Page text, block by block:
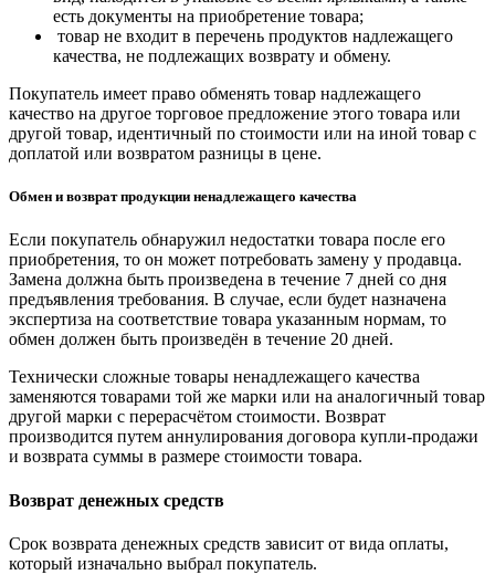
есть документы на приобретение товара;
товар не входит в перечень продуктов надлежащего
качества, не подлежащих возврату и обмену.
Покупатель имеет право обменять товар надлежащего
качество на другое торговое предложение этого товара или
другой товар, идентичный по стоимости или на иной товар с
доплатой или возвратом разницы в цене.
Обмен и возврат продукции ненадлежащего качества
Если покупатель обнаружил недостатки товара после его
приобретения, то он может потребовать замену у продавца.
Замена должна быть произведена в течение 7 дней со дня
предъявления требования. В случае, если будет назначена
экспертиза на соответствие товара указанным нормам, то
обмен должен быть произведён в течение 20 дней.
Технически сложные товары ненадлежащего качества
заменяются товарами той же марки или на аналогичный товар
другой марки с перерасчётом стоимости. Возврат
производится путем аннулирования договора купли-продажи
и возврата суммы в размере стоимости товара.
Возврат денежных средств
Срок возврата денежных средств зависит от вида оплаты,
который изначально выбрал покупатель.